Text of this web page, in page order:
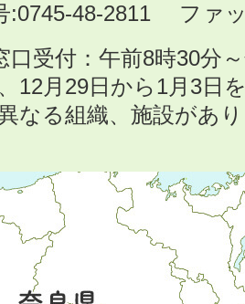
:0745-48-2811 ファ
口受付：午前8時30分
、12月29日から1月3日
なる組織、施設があ